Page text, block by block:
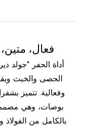
فعال،
أداة الحفر "جولد
الحصى والخبث
بوصات، وهي
بالكامل من